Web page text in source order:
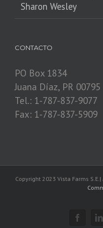
Sharon Wesley
CONTACTO
PO Box 1834
Juana Díaz, PR 00795
Tel.: 1-787-837-9077
Fax: 1-787-837-5909
Copyright 2023 Vista Farms